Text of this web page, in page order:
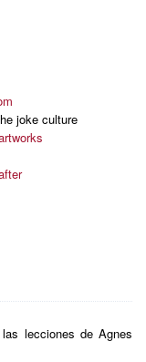
joke culture
lecciones de Agnes